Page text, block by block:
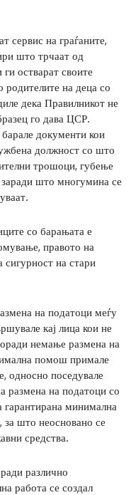
сервис на граѓаните,
што трчаат од
остварат своите
родителите на деца со
дека Правилникот не
го дава ЦСР.
документи кои
должност со што
трошоци, губење
што многумина се
со барањата е
правото на
сигурност на стари
на податоци меѓу
кај лица кои не
немање размена на
помош примале
односно поседувале
размена на податоци со
минимална
што неосновано се
средства.
различно
работа се создал